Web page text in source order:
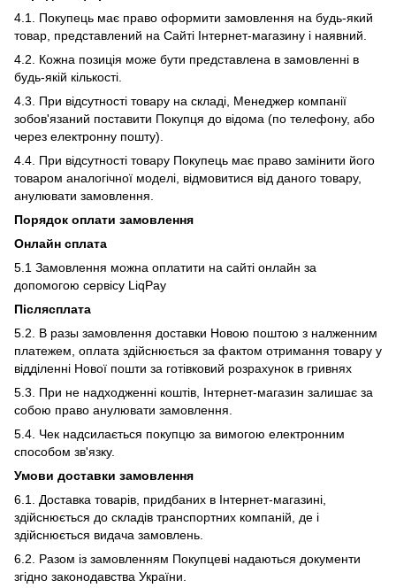
4.1. Покупець має право оформити замовлення на будь-який
товар, представлений на Сайті Інтернет-магазину і наявний.
4.2. Кожна позиція може бути представлена ​​в замовленні в
будь-якій кількості.
4.3. При відсутності товару на складі, Менеджер компанії
зобов'язаний поставити Покупця до відома (по телефону, або
через електронну пошту).
4.4. При відсутності товару Покупець має право замінити його
товаром аналогічної моделі, відмовитися від даного товару,
анулювати замовлення.
Порядок оплати замовлення
Онлайн сплата
5.1 Замовлення можна оплатити на сайті онлайн за
допомогою сервісу LiqPay
Післясплата
5.2. В разы замовлення доставки Новою поштою з налженним
платежем, оплата здійснюється за фактом отримання товару у
відділенні Нової пошти за готівковий розрахунок в гривнях
5.3. При не надходженні коштів, Інтернет-магазин залишає за
собою право анулювати замовлення.
5.4. Чек надсилається покупцю за вимогою електронним
способом зв'язку.
Умови доставки замовлення
6.1. Доставка товарів, придбаних в Інтернет-магазині,
здійснюється до складів транспортних компаній, де і
здійснюється видача замовлень.
6.2. Разом із замовленням Покупцеві надаються документи
згідно законодавства України.